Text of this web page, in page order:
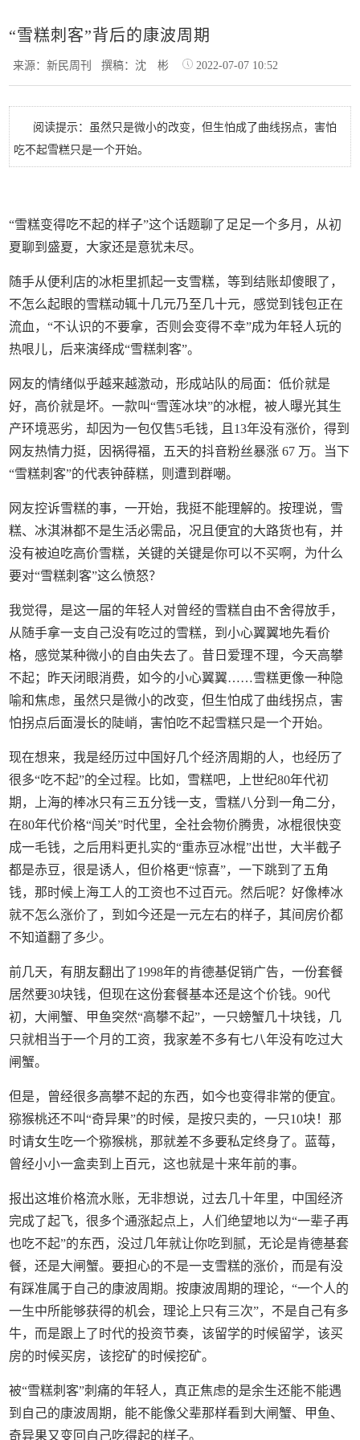
“雪糕刺客”背后的康波周期
来源：新民周刊撰稿：沈 彬 2022-07-07 10:52
阅读提示：虽然只是微小的改变，但生怕成了曲线拐点，害怕
吃不起雪糕只是一个开始。
“雪糕变得吃不起的样子”这个话题聊了足足一个多月，从初
夏聊到盛夏，大家还是意犹未尽。
随手从便利店的冰柜里抓起一支雪糕，等到结账却傻眼了，
不怎么起眼的雪糕动辄十几元乃至几十元，感觉到钱包正在
流血，“不认识的不要拿，否则会变得不幸”成为年轻人玩的
热哏儿，后来演绎成“雪糕刺客”。
网友的情绪似乎越来越激动，形成站队的局面：低价就是
好，高价就是坏。一款叫“雪莲冰块”的冰棍，被人曝光其生
产环境恶劣，却因为一包仅售5毛钱，且13年没有涨价，得到
网友热情力挺，因祸得福，五天的抖音粉丝暴涨 67 万。当下
“雪糕刺客”的代表钟薛糕，则遭到群嘲。
网友控诉雪糕的事，一开始，我挺不能理解的。按理说，雪
糕、冰淇淋都不是生活必需品，况且便宜的大路货也有，并
没有被迫吃高价雪糕，关键的关键是你可以不买啊，为什么
要对“雪糕刺客”这么愤怒？
我觉得，是这一届的年轻人对曾经的雪糕自由不舍得放手，
从随手拿一支自己没有吃过的雪糕，到小心翼翼地先看价
格，感觉某种微小的自由失去了。昔日爱理不理，今天高攀
不起；昨天闭眼消费，如今的小心翼翼……雪糕更像一种隐
喻和焦虑，虽然只是微小的改变，但生怕成了曲线拐点，害
怕拐点后面漫长的陡峭，害怕吃不起雪糕只是一个开始。
现在想来，我是经历过中国好几个经济周期的人，也经历了
很多“吃不起”的全过程。比如，雪糕吧，上世纪80年代初
期，上海的棒冰只有三五分钱一支，雪糕八分到一角二分，
在80年代价格“闯关”时代里，全社会物价腾贵，冰棍很快变
成一毛钱，之后用料更扎实的“重赤豆冰棍”出世，大半截子
都是赤豆，很是诱人，但价格更“惊喜”，一下跳到了五角
钱，那时候上海工人的工资也不过百元。然后呢？好像棒冰
就不怎么涨价了，到如今还是一元左右的样子，其间房价都
不知道翻了多少。
前几天，有朋友翻出了1998年的肯德基促销广告，一份套餐
居然要30块钱，但现在这份套餐基本还是这个价钱。90代
初，大闸蟹、甲鱼突然“高攀不起”，一只螃蟹几十块钱，几
只就相当于一个月的工资，我家差不多有七八年没有吃过大
闸蟹。
但是，曾经很多高攀不起的东西，如今也变得非常的便宜。
猕猴桃还不叫“奇异果”的时候，是按只卖的，一只10块！那
时请女生吃一个猕猴桃，那就差不多要私定终身了。蓝莓，
曾经小小一盒卖到上百元，这也就是十来年前的事。
报出这堆价格流水账，无非想说，过去几十年里，中国经济
完成了起飞，很多个通涨起点上，人们绝望地以为“一辈子再
也吃不起”的东西，没过几年就让你吃到腻，无论是肯德基套
餐，还是大闸蟹。要担心的不是一支雪糕的涨价，而是有没
有踩准属于自己的康波周期。按康波周期的理论，“一个人的
一生中所能够获得的机会，理论上只有三次”，不是自己有多
牛，而是跟上了时代的投资节奏，该留学的时候留学，该买
房的时候买房，该挖矿的时候挖矿。
被“雪糕刺客”刺痛的年轻人，真正焦虑的是余生还能不能遇
到自己的康波周期，能不能像父辈那样看到大闸蟹、甲鱼、
奇异果又变回自己吃得起的样子。